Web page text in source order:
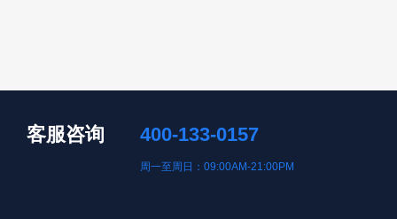
客服咨询 400-133-0157
周一至周日：09:00AM-21:00PM